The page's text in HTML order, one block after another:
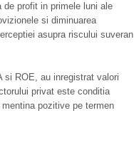
de profit in primele luni ale
si diminuarea
asupra riscului suveran
si ROE, au inregistrat valori
privat este conditia
pozitive pe termen